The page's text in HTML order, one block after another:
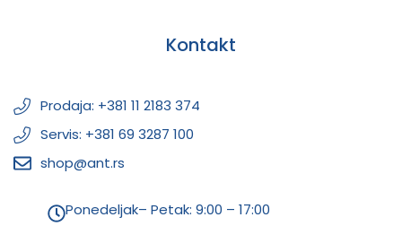
Kontakt
Prodaja: +381 11 2183 374
Servis: +381 69 3287 100
shop@ant.rs
Ponedeljak– Petak: 9:00 – 17:00